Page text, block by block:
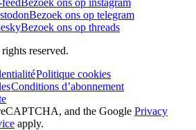
Bezoek ons op instagram
Bezoek ons op telegram
Bezoek ons op threads
reserved.
Politique cookies
Conditions d’abonnement
and the Google Privacy
apply.